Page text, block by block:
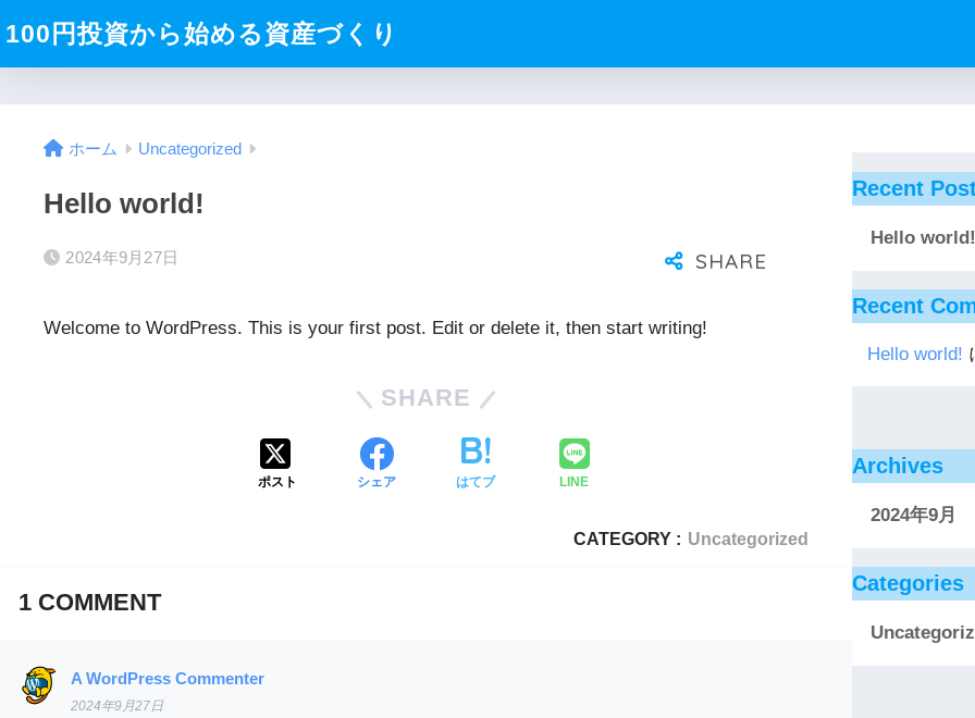
100円投資から始める資産づくり
ホーム Uncategorized
Hello world!
2024年9月27日
Welcome to WordPress. This is your first post. Edit or delete it, then start writing!
SHARE
ポスト シェア はてブ LINE
CATEGORY : Uncategorized
1COMMENT
A WordPress Commenter
2024年9月27日
Recent
Hello world!
Recent
Hello world!
Archives
2024年9月
Categories